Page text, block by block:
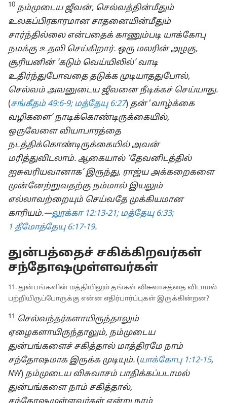
10 நம்முடைய ஜீவன், செல்வத்தின்மீதும்
உலகப்பிரகாரமான சாதனையின்மீதும்
சார்ந்தில்லை என்பதைக் காணும்படி யாக்கோபு
நமக்கு உதவி செய்கிறார். ஒரு மலரின் அழகு,
சூரியனின் ‘கடும் வெய்யிலில்’ வாடி
உதிர்ந்துபோவதை தடுக்க முடியாததுபோல்,
செல்வம் அவனுடைய ஜீவனை நீடிக்கச் செய்யாது.
(சங்கீதம் 49:6-9; மத்தேயு 6:27) தன்‘வாழ்க்கை
வழிகளை’ நாடிக்கொண்டிருக்கையில்,
ஒருவேளை வியாபாரத்தை
நடத்திக்கொண்டிருக்கையில் அவன்
மரித்துவிடலாம். ஆகையால் ‘தேவனிடத்தில்
ஐசுவரியவானாக’ இருந்து, ராஜ்ய அக்கறைகளை
முன்னேற்றுவதற்கு நம்மால் இயலும்
எல்லாவற்றையும் செய்வதே முக்கியமான
காரியம்.—லூக்கா 12:13-21; மத்தேயு 6:33;
1 தீமோத்தேயு 6:17-19.
துன்பத்தைச் சகிக்கிறவர்கள்
சந்தோஷமுள்ளவர்கள்
11. துன்பங்களின் மத்தியிலும் தங்கள் விசுவாசத்தை விடாமல்
பற்றியிருப்போருக்கு என்ன எதிர்பார்ப்புகள் இருக்கின்றன?
11 செல்வந்தர்களாயிருந்தாலும்
ஏழைகளாயிருந்தாலும், நம்முடைய
துன்பங்களைச் சகித்தால் மாத்திரமே நாம்
சந்தோஷமாக இருக்க முடியும். (யாக்கோபு 1:12-15,
NW) நம்முடைய விசுவாசம் பாதிக்கப்படாமல்
துன்பங்களை நாம் சகித்தால்,